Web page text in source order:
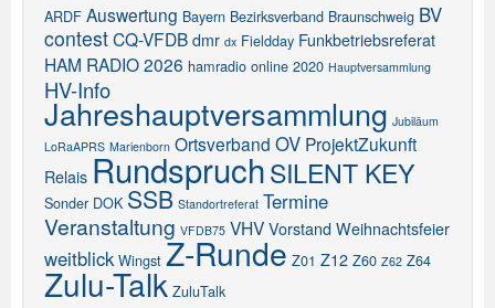
ARDF Auswertung Bayern Bezirksverband Braunschweig BV
contestCQ-VFDB dmr dx Fieldday Funkbetriebsreferat
HAM RADIO 2026 hamradio online 2020 Hauptversammlung
HV-Info
Jahreshauptversammlung Jubiläum
LoRaAPRS Marienborn Ortsverband OV ProjektZukunft
Relais RundspruchSILENT KEY
Sonder DOK SSB Standortreferat Termine
Veranstaltung VFDB75 VHV Vorstand Weihnachtsfeier
weitblick Wingst Z-Runde Z01 Z12 Z60 Z62 Z64
Zulu-Talk ZuluTalk